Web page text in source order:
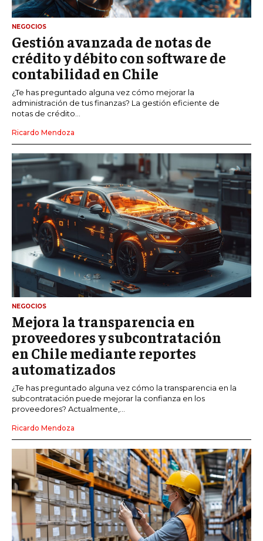
NEGOCIOS
Gestión avanzada de notas de
crédito y débito con software de
contabilidad en Chile
¿Te has preguntado alguna vez cómo mejorar la
administración de tus finanzas? La gestión eficiente de
notas de crédito...
Ricardo Mendoza
NEGOCIOS
Mejora la transparencia en
proveedores y subcontratación
en Chile mediante reportes
automatizados
¿Te has preguntado alguna vez cómo la transparencia en la
subcontratación puede mejorar la confianza en los
proveedores? Actualmente,...
Ricardo Mendoza